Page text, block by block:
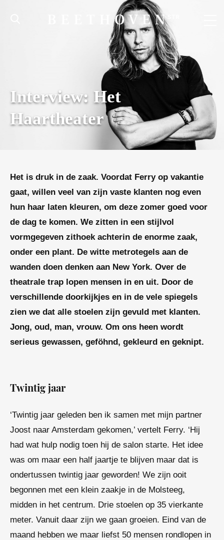
Interview: Het
Haartheater
Het is druk in de zaak. Voordat Ferryop vakantie
gaat, willen veel van zijn vaste klanten nog even
hun haar laten kleuren, om deze zomer goed voor
de dag te komen. We zitten in een stijlvol
vormgegeven zithoek achterin de enorme zaak,
onder een plant. De witte metrotegels aan de
wanden doen denken aan New York. Over de
theatrale trap lopen mensen in en uit. Door de
verschillende doorkijkjes en in de vele spiegels
zien we dat alle stoelen zijn gevuld met klanten.
Jong, oud, man, vrouw. Om ons heen wordt
serieus gewassen, geföhnd, gekleurd en geknipt.
Twintig jaar
‘Twintig jaar geleden ben ik samen met mijn partner
Joost naar Amsterdam gekomen,’ vertelt Ferry. ‘Hij
had wat hulp nodig toen hij de salon starte. Het idee
was om maar een half jaartje te blijven maar dat is
ondertussen twintig jaar geworden! We zijn ooit
begonnen met een klein zaakje in de Molsteeg,
midden in het centrum. Drie stoelen op 35 vierkante
meter. Vanuit daar zijn we gaan groeien. Eind van de
maand hebben we maar liefst 50 mensen rondlopen in